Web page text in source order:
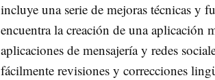
incluye una serie de mejoras técnicas y
encuentra la creación de una aplicación
aplicaciones de mensajería y redes
fácilmente revisiones y correcciones